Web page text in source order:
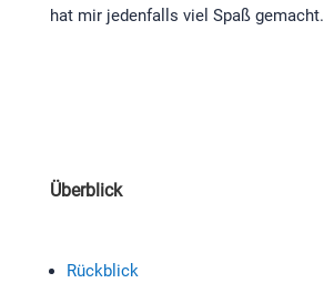
hat mir jedenfalls viel Spaß gemacht.
Überblick
Rückblick